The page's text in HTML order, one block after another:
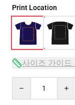
Print Location
사이즈 가이드